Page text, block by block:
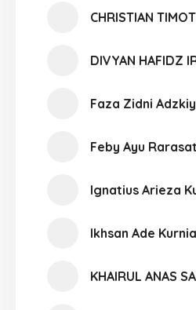
CHRISTIAN
DIVYAN HAFIDZ
Faza Zidni
Feby Ayu
Ignatius Arieza
Ikhsan Ade
KHAIRUL ANAS